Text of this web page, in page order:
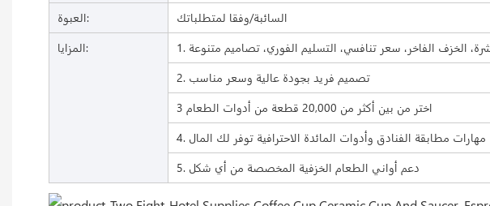
العبوة:
السائبة/وفقا لمتطلباتك
المزايا:
2. تصميم فريد بجودة عالية وسعر مناسب
3 اختر من بين أكثر من 20,000 قطعة من أدوات الطعام
4. مهارات مطابقة الفنادق وأدوات المائدة الاحترافية توفر لك المال
5. دعم أواني الطعام الخزفية المخصصة من أي شكل